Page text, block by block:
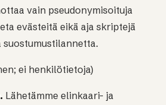
vain pseudonymisoituja
evästeitä eikä aja skriptejä
suostumustilannetta.
ei henkilötietoja)
Lähetämme elinkaari- ja